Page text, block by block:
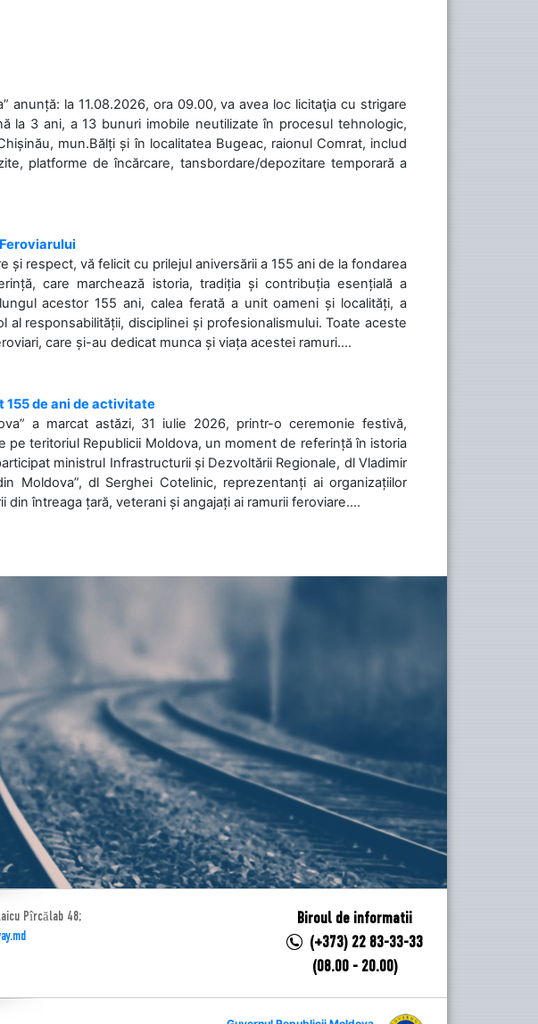
anunță: la 11.08.2026, ora 09.00, va avea loc licitaţia cu strigare
la 3 ani, a 13 bunuri imobile neutilizate în procesul tehnologic,
mun.Bălți și în localitatea Bugeac, raionul Comrat, includ
platforme de încărcare, tansbordare/depozitare temporară a
și respect, vă felicit cu prilejul aniversării a 155 ani de la fondarea
care marchează istoria, tradiția și contribuția esențială a
acestor 155 ani, calea ferată a unit oameni și localități, a
responsabilității, disciplinei și profesionalismului. Toate aceste
care și-au dedicat munca și viața acestei ramuri....
155 de ani de activitate
a marcat astăzi, 31 iulie 2026, printr-o ceremonie festivă,
pe teritoriul Republicii Moldova, un moment de referință în istoria
ministrul Infrastructurii și Dezvoltării Regionale, dl Vladimir
Moldova”, dl Serghei Cotelinic, reprezentanți ai organizațiilor
întreaga țară, veterani și angajați ai ramurii feroviare....
Pîrcălab 48;
Biroul de informatii
(+373) 22 83-33-33
(08.00 - 20.00)